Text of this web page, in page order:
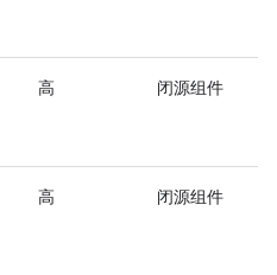
高 闭源组件
高 闭源组件